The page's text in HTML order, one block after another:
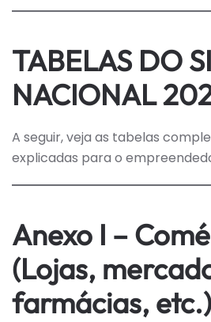
TABELAS DO
NACIONAL
A seguir, veja as tabelas
explicadas para o
Anexo I –
(Lojas,
farmácias, etc.)